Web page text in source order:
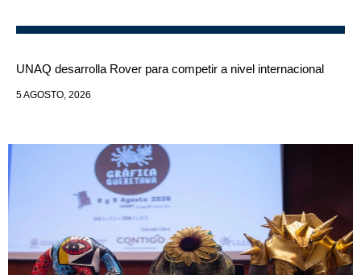
UNAQ desarrolla Rover para competir a nivel internacional
5 AGOSTO, 2026